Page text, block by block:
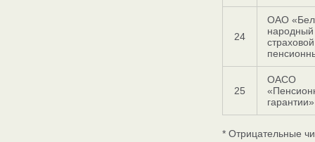
24
ОАО
народный
страховой
25
ОАСО
гарантии»
* Отрицательные